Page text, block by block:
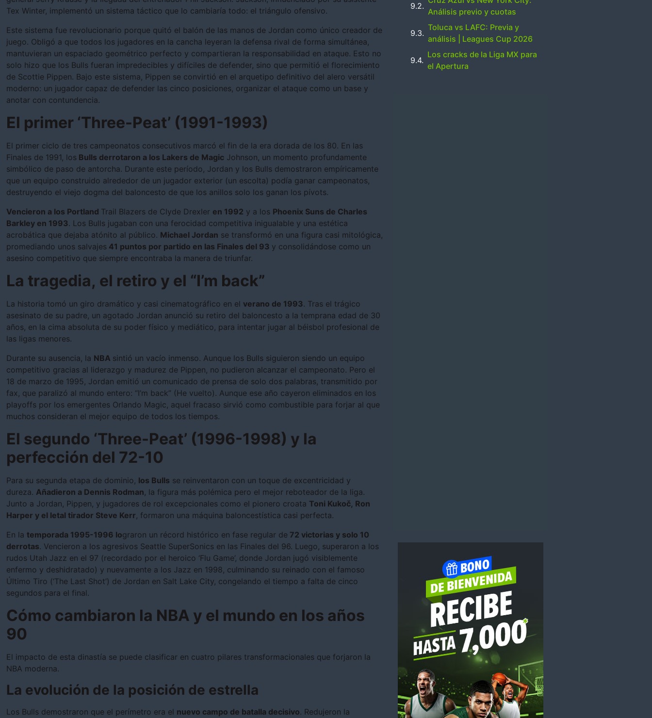
Tex Winter, implementó un sistema táctico que lo cambiaría todo: el triángulo ofensivo.
Este sistema fue revolucionario porque quitó el balón de las manos de Jordan como único creador de
juego. Obligó a que todos los jugadores en la cancha leyeran la defensa rival de forma simultánea,
mantuvieran un espaciado geométrico perfecto y compartieran la responsabilidad en ataque. Esto no
solo hizo que los Bulls fueran impredecibles y difíciles de defender, sino que permitió el florecimiento
de Scottie Pippen. Bajo este sistema, Pippen se convirtió en el arquetipo definitivo del alero versátil
moderno: un jugador capaz de defender las cinco posiciones, organizar el ataque como un base y
anotar con contundencia.
El primer ‘Three-Peat’ (1991-1993)
El primer ciclo de tres campeonatos consecutivos marcó el fin de la era dorada de los 80. En las
Finales de 1991, los Bulls derrotaron a los Lakers de Magic Johnson, un momento profundamente
simbólico de paso de antorcha. Durante este período, Jordan y los Bulls demostraron empíricamente
que un equipo construido alrededor de un jugador exterior (un escolta) podía ganar campeonatos,
destruyendo el viejo dogma del baloncesto de que los anillos solo los ganan los pívots.
Vencieron a los Portland Trail Blazers de Clyde Drexler en 1992 y a los Phoenix Suns de Charles
Barkley en 1993. Los Bulls jugaban con una ferocidad competitiva inigualable y una estética
acrobática que dejaba atónito al público. Michael Jordan se transformó en una figura casi mitológica,
promediando unos salvajes 41 puntos por partido en las Finales del 93 y consolidándose como un
asesino competitivo que siempre encontraba la manera de triunfar.
La tragedia, el retiro y el “I’m back”
La historia tomó un giro dramático y casi cinematográfico en elverano de 1993. Tras el trágico
asesinato de su padre, un agotado Jordan anunció su retiro del baloncesto a la temprana edad de 30
años, en la cima absoluta de su poder físico y mediático, para intentar jugar al béisbol profesional de
las ligas menores.
Durante su ausencia, la NBA sintió un vacío inmenso. Aunque los Bulls siguieron siendo un equipo
competitivo gracias al liderazgo y madurez de Pippen, no pudieron alcanzar el campeonato. Pero el
18 de marzo de 1995, Jordan emitió un comunicado de prensa de solo dos palabras, transmitido por
fax, que paralizó al mundo entero: “I’m back” (He vuelto). Aunque ese año cayeron eliminados en los
playoffs por los emergentes Orlando Magic, aquel fracaso sirvió como combustible para forjar al que
muchos consideran el mejor equipo de todos los tiempos.
El segundo ‘Three-Peat’ (1996-1998) y la
perfección del 72-10
Para su segunda etapa de dominio, los Bulls se reinventaron con un toque de excentricidad y
dureza.Añadieron a Dennis Rodman, la figura más polémica pero el mejor reboteador de la liga.
Junto a Jordan, Pippen, y jugadores de rol excepcionales como el pionero croataToni Kukoč, Ron
Harper y el letal tirador Steve Kerr, formaron una máquina baloncestística casi perfecta.
En latemporada 1995-1996 lograron un récord histórico en fase regular de 72 victorias y solo 10
derrotas. Vencieron a los agresivos Seattle SuperSonics en las Finales del 96. Luego, superaron a los
rudos Utah Jazz en el 97 (recordado por el heroico ‘Flu Game’, donde Jordan jugó visiblemente
enfermo y deshidratado) y nuevamente a los Jazz en 1998, culminando su reinado con el famoso
Último Tiro (‘The Last Shot’) de Jordan en Salt Lake City, congelando el tiempo a falta de cinco
segundos para el final.
Cómo cambiaron la NBA y el mundo en los años
90
El impacto de esta dinastía se puede clasificar en cuatro pilares transformacionales que forjaron la
NBA moderna.
La evolución de la posición de estrella
Los Bulls demostraron que el perímetro era el nuevo campo de batalla decisivo. Redujeron la
Análisis previo y cuotas
Toluca vs LAFC: Previa y
análisis | Leagues Cup 2026
Los cracks de la Liga MX para
el Apertura